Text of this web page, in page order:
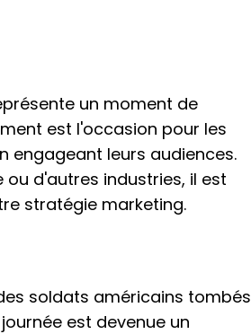
un moment de
est l'occasion pour les
engageant leurs audiences.
d'autres industries, il est
stratégie marketing.
soldats américains tombés
est devenue un